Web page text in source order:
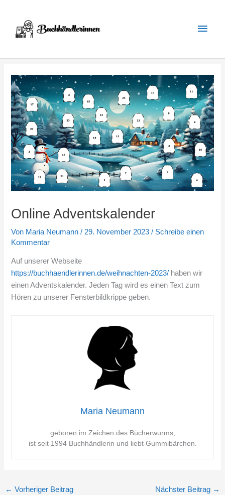
springen
Online Adventskalender
Von Maria Neumann/ 29. November 2023/ Schreibe einen
Kommentar
Auf unserer Webseite
https://buchhaendlerinnen.de/weihnachten-2023/ haben wir
einen Adventskalender. Jeden Tag wird es einen Text zum
Hören zu unserer Fensterbildkrippe geben.
Maria Neumann
geboren im Zeichen des Bücherwurms,
ist seit 1994 Buchhändlerin und liebt Gummibärchen.
← Vorheriger Beitrag Nächster Beitrag →